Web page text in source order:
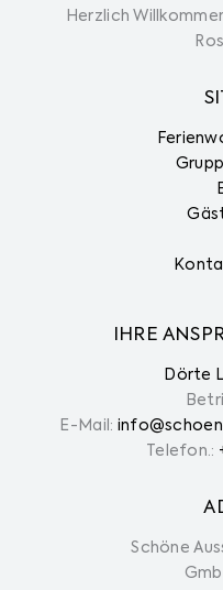
Herzlich
IHRE
Dörte
E-Mail:
Telefon.: ‭
Schöne